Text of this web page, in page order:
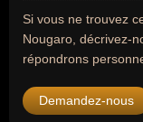
Si vous ne trouvez
Nougaro, décrivez-
répondrons
Demandez-nous